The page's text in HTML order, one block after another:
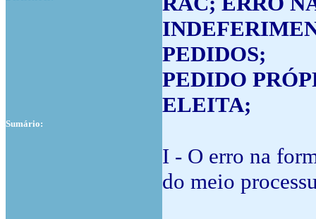
PEDIDOS;
PEDIDO
ELEITA;
Sumário:
I - O erro na
do meio